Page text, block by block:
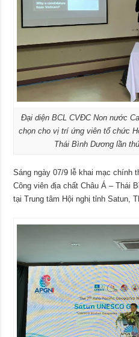
Đại diện BCL CVĐC Non nước
chọn cho vị trí ứng viên tổ chức
Thái Bình Dương lần
Sáng ngày 07/9 lễ khai mạc chính
Công viên địa chất Châu Á – Thái
tại Trung tâm Hội nghị tỉnh Satun,